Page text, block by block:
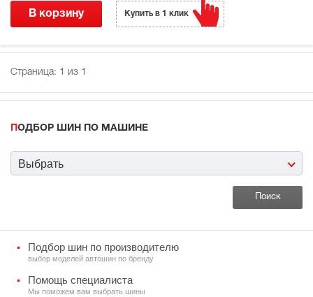
В корзину Купить в 1 клик
Страница: 1 из 1
ПОДБОР ШИН ПО МАШИНЕ
Выбрать
Подбор шин по производителю
выбор моделей автошин по бренду
Помощь специалиста
Мы поможем вам выбрать шины